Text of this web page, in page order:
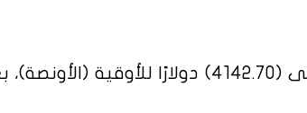
في المعاملات الفورية (0.4%) ليصل إلى (4142.70) دولارًا للأوقية